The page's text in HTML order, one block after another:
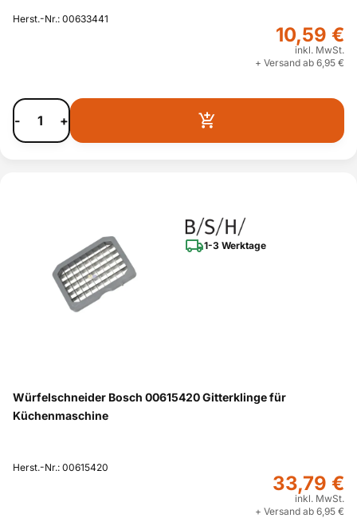
Herst.-Nr.: 00633441
10,59 €
inkl. MwSt.
+ Versand ab 6,95 €
- +
1-3 Werktage
Würfelschneider Bosch 00615420 Gitterklinge für
Küchenmaschine
Herst.-Nr.: 00615420
33,79 €
inkl. MwSt.
+ Versand ab 6,95 €